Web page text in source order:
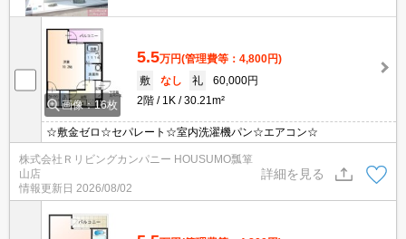
画像：16枚
5.5万円(管理費等：4,800円)
敷
なし 礼
60,000円
2階
1K 30.21m²
☆敷金ゼロ☆セパレート☆室内洗濯機パン☆エアコン☆
株式会社Ｒリビングカンパニー HOUSUMO瓢箪
山店
情報更新日 2026/08/02
詳細を見る